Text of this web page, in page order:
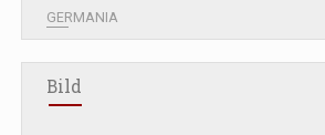
GERMANIA
Bild